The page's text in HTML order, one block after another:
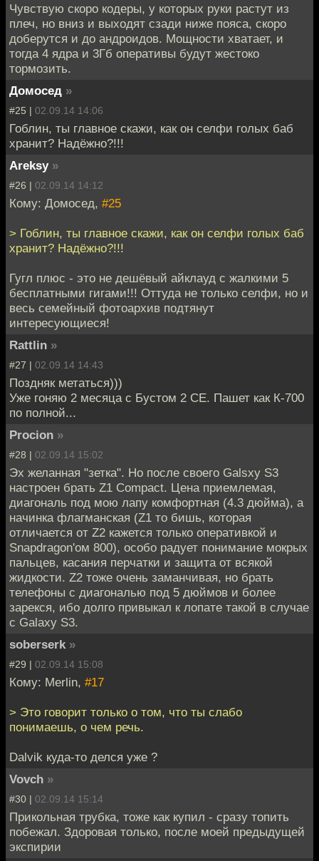
Чувствую скоро кодеры, у которых руки растут из
плеч, но вниз и выходят сзади ниже пояса, скоро
доберутся и до андроидов. Мощности хватает, и
тогда 4 ядра и 3Гб оперативы будут жестоко
тормозить.
Домосед »
#25 | 02.09.14 14:06
Гоблин, ты главное скажи, как он селфи голых баб
хранит? Надёжно?!!!
Areksy »
#26 | 02.09.14 14:12
Кому: Домосед, #25
> Гоблин, ты главное скажи, как он селфи голых баб
хранит? Надёжно?!!!
Гугл плюс - это не дешёвый айклауд с жалкими 5
бесплатными гигами!!! Оттуда не только селфи, но и
весь семейный фотоархив подтянут
интересующиеся!
Rattlin »
#27 | 02.09.14 14:43
Поздняк метаться)))
Уже гоняю 2 месяца с Бустом 2 СЕ. Пашет как К-700
по полной...
Procion »
#28 | 02.09.14 15:02
Эх желанная "зетка". Но после своего Galsxy S3
настроен брать Z1 Compact. Цена приемлемая,
диагональ под мою лапу комфортная (4.3 дюйма), а
начинка флагманская (Z1 то бишь, которая
отличается от Z2 кажется только оперативкой и
Snapdragon'ом 800), особо радует понимание мокрых
пальцев, касания перчатки и защита от всякой
жидкости. Z2 тоже очень заманчивая, но брать
телефоны с диагональю под 5 дюймов и более
зарекся, ибо долго привыкал к лопате такой в случае
с Galaxy S3.
soberserk »
#29 | 02.09.14 15:08
Кому: Merlin, #17
> Это говорит только о том, что ты слабо
понимаешь, о чем речь.
Dalvik куда-то делся уже ?
Vovch »
#30 | 02.09.14 15:14
Прикольная трубка, тоже как купил - сразу топить
побежал. Здоровая только, после моей предыдущей
экспирии